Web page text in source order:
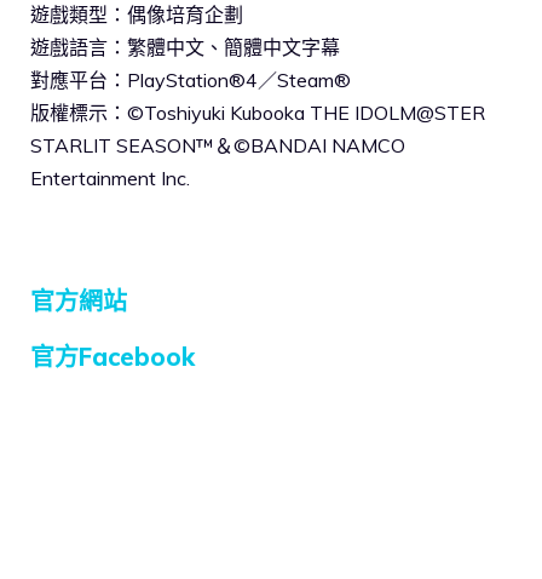
遊戲類型：偶像培育企劃
遊戲語言：繁體中文、簡體中文字幕
對應平台：PlayStation®4／Steam®
版權標示：©Toshiyuki Kubooka THE IDOLM@STER
STARLIT SEASON™＆©BANDAI NAMCO
Entertainment Inc.
官方網站
官方Facebook